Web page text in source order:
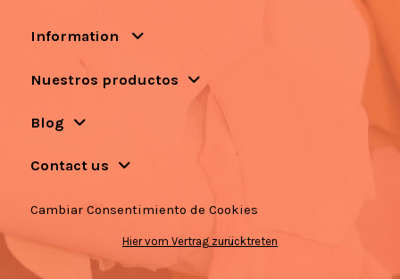
Information
Nuestros productos
Blog
Contact us
Cambiar Consentimiento de Cookies
Hier vom Vertrag zurücktreten